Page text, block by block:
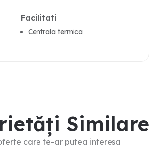
Facilitati
Centrala termica
Similare
care te-ar putea interesa